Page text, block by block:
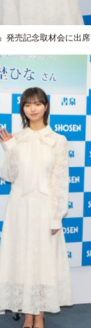
発売記念取材会に出席